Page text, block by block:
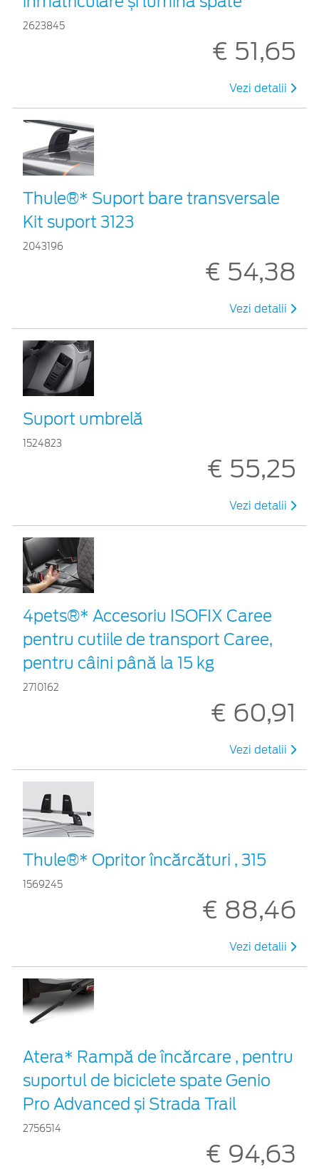
2623845
€ 51,65
Vezi detalii
Thule®* Suport bare transversale
Kit suport 3123
2043196
€ 54,38
Vezi detalii
Suport umbrelă
1524823
€ 55,25
Vezi detalii
4pets®* Accesoriu ISOFIX Caree
pentru cutiile de transport Caree,
pentru câini până la 15 kg
2710162
€ 60,91
Vezi detalii
Thule®* Opritor încărcături , 315
1569245
€ 88,46
Vezi detalii
Atera* Rampă de încărcare , pentru
suportul de biciclete spate Genio
Pro Advanced și Strada Trail
2756514
€ 94,63